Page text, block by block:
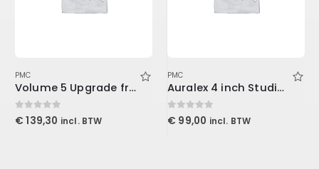
PMC
Volume 5 Upgrade from Volume 3 (Download)
0out of 5
€ 139,30 incl. BTW
PMC
Auralex 4 inch Studiofoam Metro
0out of 5
€ 99,00 incl. BTW